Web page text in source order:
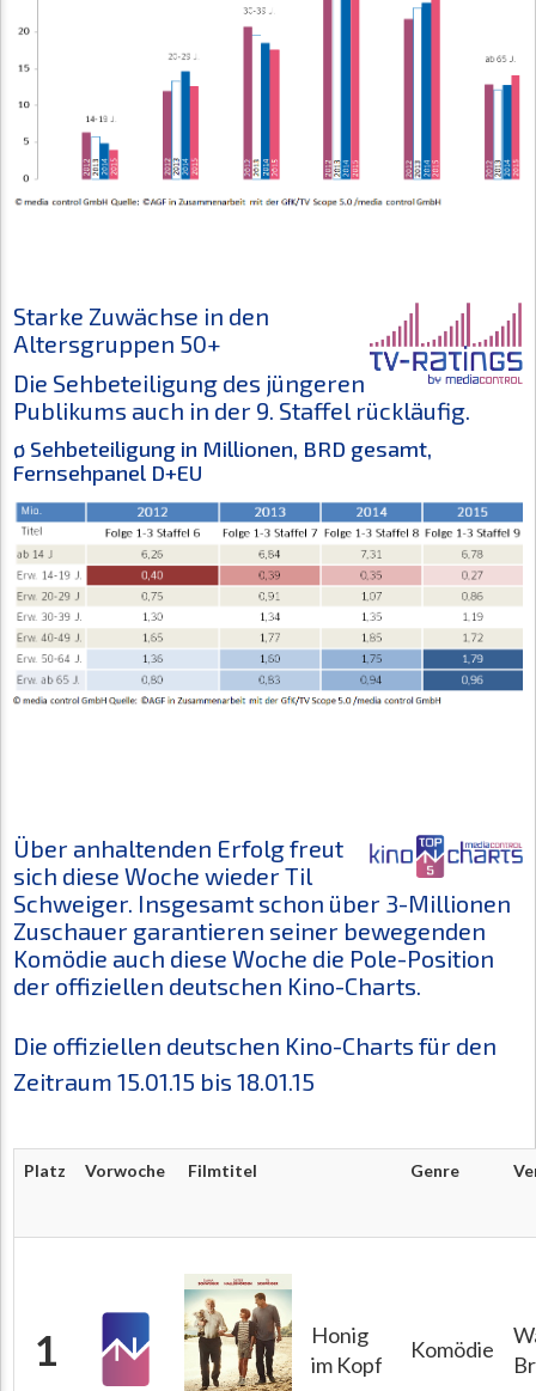
Starke Zuwächse in den
Altersgruppen 50+
Die Sehbeteiligung des jüngeren
Publikums auch in der 9. Staffel rückläufig.
ø Sehbeteiligung in Millionen, BRD gesamt,
Fernsehpanel D+EU
Über anhaltenden Erfolg freut
sich diese Woche wieder Til
Schweiger. Insgesamt schon über 3-Millionen
Zuschauer garantieren seiner bewegenden
Komödie auch diese Woche die Pole-Position
der offiziellen deutschen Kino-Charts.
Die offiziellen deutschen Kino-Charts für den
Zeitraum 15.01.15 bis 18.01.15
Platz Vorwoche Filmtitel Genre
1
Honig
im Kopf
Komödie